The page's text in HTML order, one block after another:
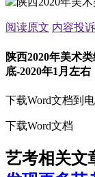
阅读原文 内容投诉
陕西2020年美术
底-2020年1月左右
下载Word文档到
下载Word文档
艺考相关文